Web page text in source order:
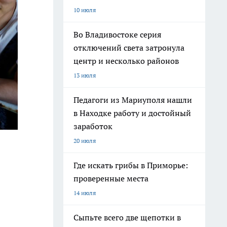
10 июля
Во Владивостоке серия
отключений света затронула
центр и несколько районов
13 июля
Педагоги из Мариуполя нашли
в Находке работу и достойный
заработок
20 июля
Где искать грибы в Приморье:
проверенные места
14 июля
Сыпьте всего две щепотки в